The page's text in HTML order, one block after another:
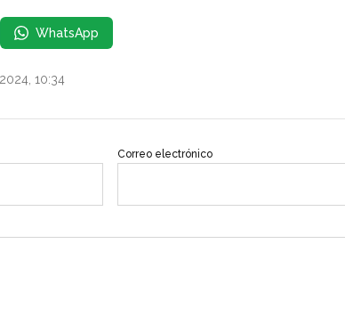
WhatsApp
10:34
Correo electrónico